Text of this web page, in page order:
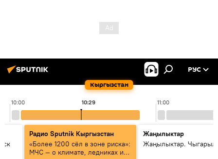
Кыргызстан
РУС
10:00 11:00
10:29
Радио Sputnik Кыргызстан
«Более 1200 сёл в зоне риска»:
МЧС — о климате, ледниках и
Жаңылыктар
Жаңылыктар.